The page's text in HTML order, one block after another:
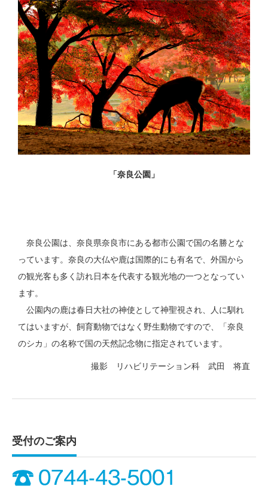
「奈良公園」
奈良公園は、奈良県奈良市にある都市公園で国の名勝とな
っています。奈良の大仏や鹿は国際的にも有名で、外国から
の観光客も多く訪れ日本を代表する観光地の一つとなってい
ます。
公園内の鹿は春日大社の神使として神聖視され、人に馴れ
てはいますが、飼育動物ではなく野生動物ですので、「奈良
のシカ」の名称で国の天然記念物に指定されています。
撮影 リハビリテーション科 武田 将直
受付のご案内